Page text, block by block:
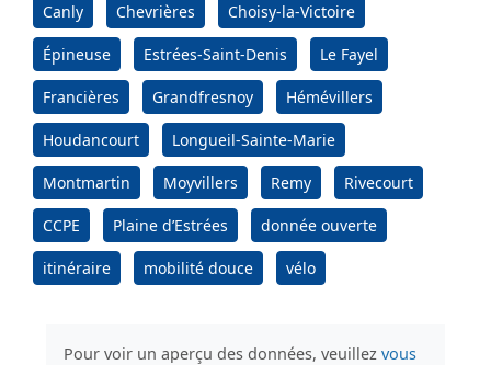
Canly Chevrières Choisy-la-Victoire
Épineuse Estrées-Saint-Denis Le Fayel
Francières Grandfresnoy Hémévillers
Houdancourt Longueil-Sainte-Marie
Montmartin Moyvillers Remy Rivecourt
CCPE Plaine d’Estrées donnée ouverte
itinéraire mobilité douce vélo
Pour voir un aperçu des données, veuillez vous